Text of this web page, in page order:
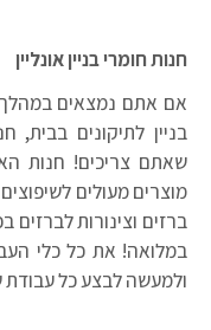
חנות חומרי בניין אונליין
אם אתם נמצאים במהלך
בניין לתיקונים בבית,
שאתם צריכים! חנות
מוצרים מעולים
ברזים וצינורות
במלואה! את כל כלי
ולמעשה לבצע כל עבודת